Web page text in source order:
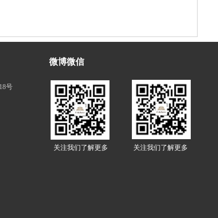
号
微博微信
关注我们了解更多 关注我们了解更多